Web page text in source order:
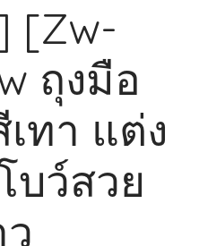
[Zw-
ถุงมือ
ทา แต่ง
บว์สวย